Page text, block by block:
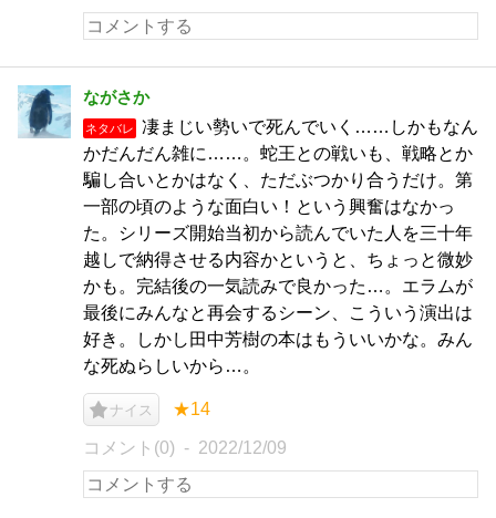
ながさか
ネタバレ
凄まじい勢いで死んでいく……しかもなん
かだんだん雑に……。蛇王との戦いも、戦略とか
騙し合いとかはなく、ただぶつかり合うだけ。第
一部の頃のような面白い！という興奮はなかっ
た。シリーズ開始当初から読んでいた人を三十年
越しで納得させる内容かというと、ちょっと微妙
かも。完結後の一気読みで良かった…。エラムが
最後にみんなと再会するシーン、こういう演出は
好き。しかし田中芳樹の本はもういいかな。みん
な死ぬらしいから…。
ナイス ★14
コメント(0) 2022/12/09